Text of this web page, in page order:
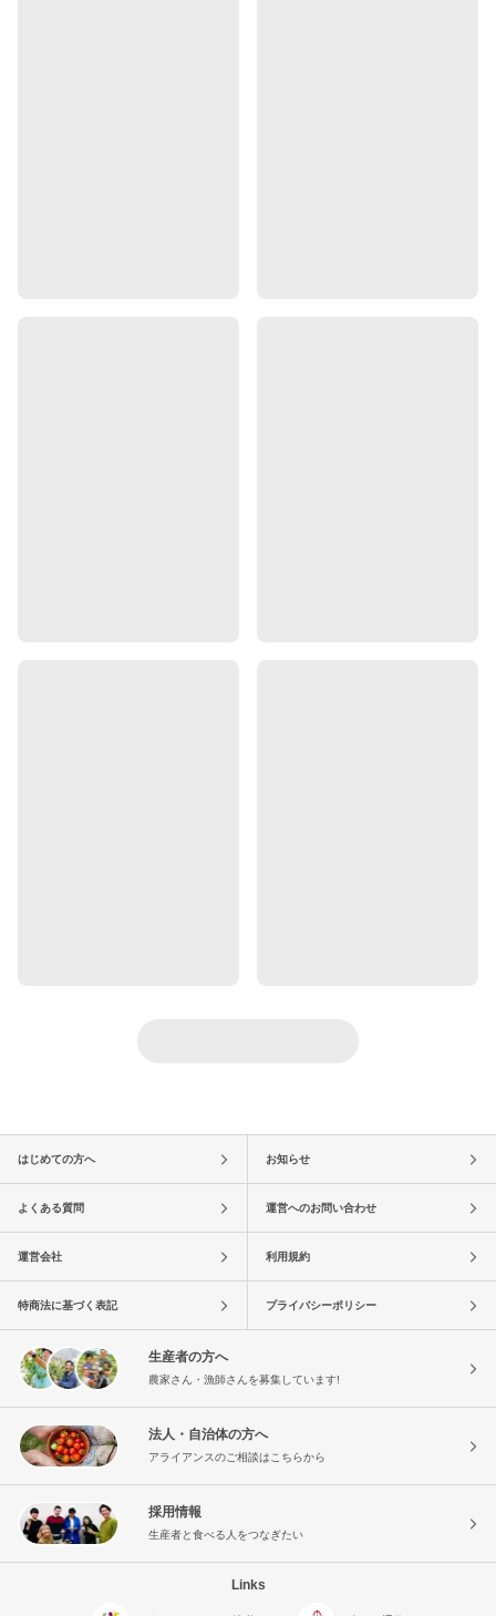
はじめての方へ お知らせ
よくある質問 運営へのお問い合わせ
運営会社 利用規約
特商法に基づく表記 プライバシーポリシー
生産者の方へ
農家さん・漁師さんを募集しています!
法人・自治体の方へ
アライアンスのご相談はこちらから
採用情報
生産者と食べる人をつなぎたい
Links